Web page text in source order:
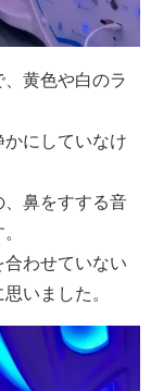
黄色や白のラ
にしていなけ
、鼻をすする音
わせていない
いました。